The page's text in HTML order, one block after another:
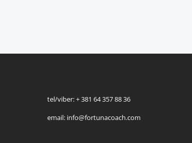
tel/viber: + 381 64 357 88 36
email: info@fortunacoach.com